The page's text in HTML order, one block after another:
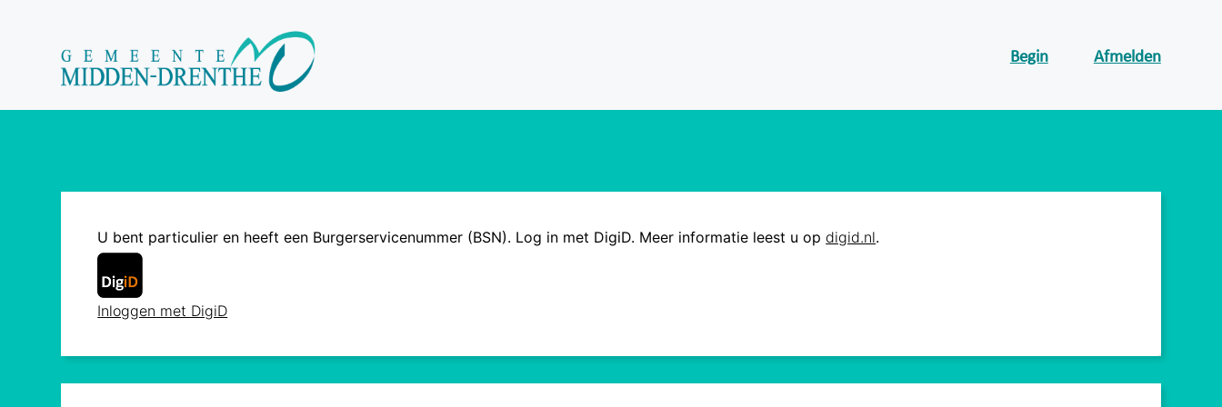
Begin Afmelden
U bent particulier en heeft een Burgerservicenummer (BSN). Log in met DigiD. Meer informatie leest u op digid.nl.
Inloggen met DigiD